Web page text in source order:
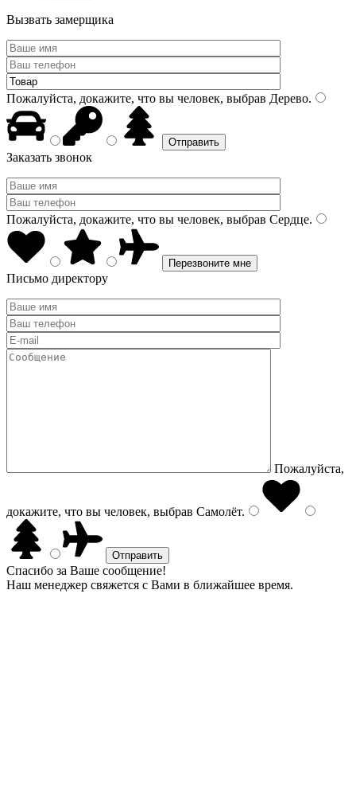
Вызвать замерщика
Пожалуйста, докажите, что вы человек, выбрав Дерево.
Заказать звонок
Пожалуйста, докажите, что вы человек, выбрав Сердце.
Письмо директору
Пожалуйста,
докажите, что вы человек, выбрав Самолёт.
Спасибо за Ваше сообщение!
Наш менеджер свяжется с Вами в ближайшее время.